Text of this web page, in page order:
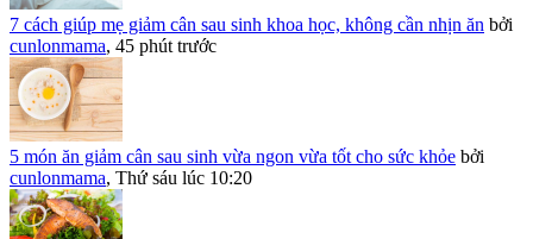
7 cách giúp mẹ giảm cân sau sinh khoa học, không cần nhịn ăn bởi
cunlonmama, 45 phút trước
5 món ăn giảm cân sau sinh vừa ngon vừa tốt cho sức khỏe bởi
cunlonmama, Thứ sáu lúc 10:20